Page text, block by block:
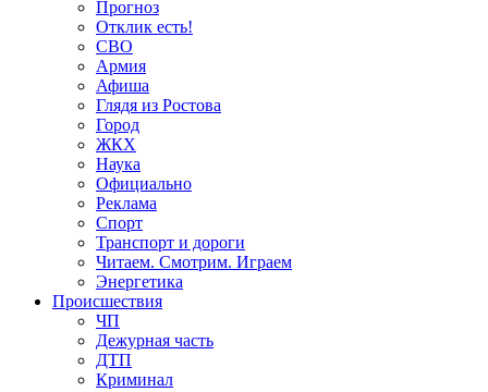
Прогноз
Отклик есть!
СВО
Армия
Афиша
Глядя из Ростова
Город
ЖКХ
Наука
Официально
Реклама
Спорт
Транспорт и дороги
Читаем. Смотрим. Играем
Энергетика
Происшествия
ЧП
Дежурная часть
ДТП
Криминал